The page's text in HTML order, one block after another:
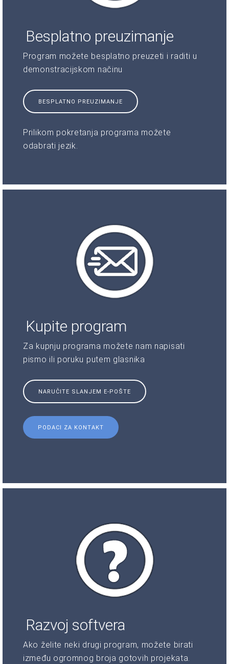
Besplatno preuzimanje
Program možete besplatno preuzeti i raditi u
demonstracijskom načinu
BESPLATNO PREUZIMANJE
Prilikom pokretanja programa možete
odabrati jezik.
Kupite program
Za kupnju programa možete nam napisati
pismo ili poruku putem glasnika
NARUČITE SLANJEM E-POŠTE
PODACI ZA KONTAKT
Razvoj softvera
Ako želite neki drugi program, možete birati
između ogromnog broja gotovih projekata.